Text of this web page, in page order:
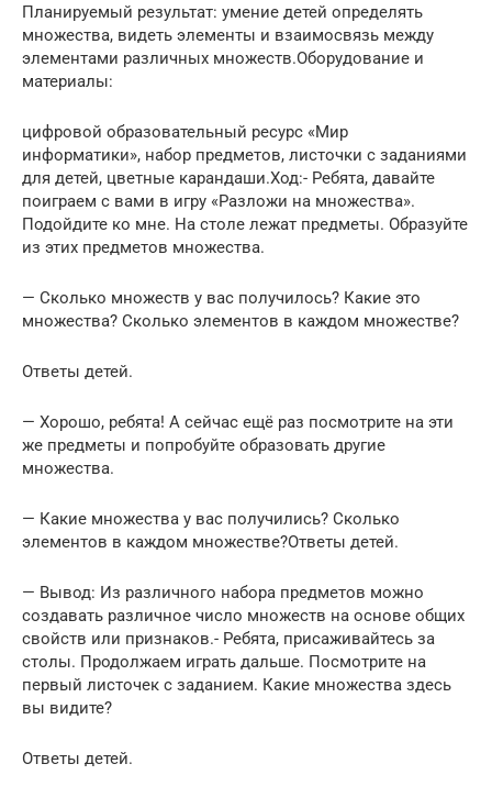
Планируемый результат: умение детей определять
множества, видеть элементы и взаимосвязь между
элементами различных множеств.Оборудование и
материалы:
цифровой образовательный ресурс «Мир
информатики», набор предметов, листочки с заданиями
для детей, цветные карандаши.Ход:- Ребята, давайте
поиграем с вами в игру «Разложи на множества».
Подойдите ко мне. На столе лежат предметы. Образуйте
из этих предметов множества.
— Сколько множеств у вас получилось? Какие это
множества? Сколько элементов в каждом множестве?
Ответы детей.
— Хорошо, ребята! А сейчас ещё раз посмотрите на эти
же предметы и попробуйте образовать другие
множества.
— Какие множества у вас получились? Сколько
элементов в каждом множестве?Ответы детей.
— Вывод: Из различного набора предметов можно
создавать различное число множеств на основе общих
свойств или признаков.- Ребята, присаживайтесь за
столы. Продолжаем играть дальше. Посмотрите на
первый листочек с заданием. Какие множества здесь
вы видите?
Ответы детей.